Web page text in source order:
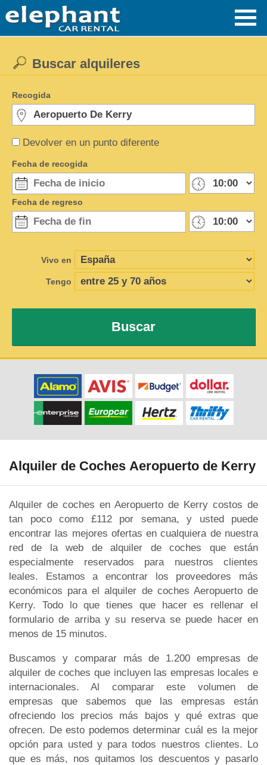
Devolver en un punto diferente
Buscar alquileres
Recogida
Fecha de recogida
Fecha de regreso
Vivo en
Tengo
Buscar
Alquiler de Coches Aeropuerto de Kerry
Alquiler de coches en Aeropuerto de Kerry costos de
tan poco como £112 por semana, y usted puede
encontrar las mejores ofertas en cualquiera de nuestra
red de la web de alquiler de coches que están
especialmente reservados para nuestros clientes
leales. Estamos a encontrar los proveedores más
económicos para el alquiler de coches Aeropuerto de
Kerry. Todo lo que tienes que hacer es rellenar el
formulario de arriba y su reserva se puede hacer en
menos de 15 minutos.
Buscamos y comparar más de 1.200 empresas de
alquiler de coches que incluyen las empresas locales e
internacionales. Al comparar este volumen de
empresas que sabemos que las empresas están
ofreciendo los precios más bajos y qué extras que
ofrecen. De esto podemos determinar cuál es la mejor
opción para usted y para todos nuestros clientes. Lo
que es más, nos quitamos los descuentos y pasarlo